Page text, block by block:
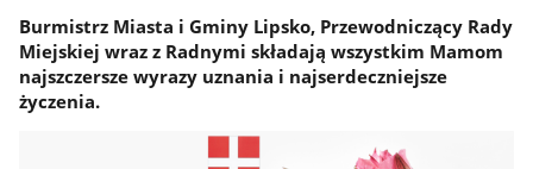
Burmistrz Miasta i Gminy Lipsko, Przewodniczący Rady
Miejskiej wraz z Radnymi składają wszystkim Mamom
najszczersze wyrazy uznania i najserdeczniejsze
życzenia.